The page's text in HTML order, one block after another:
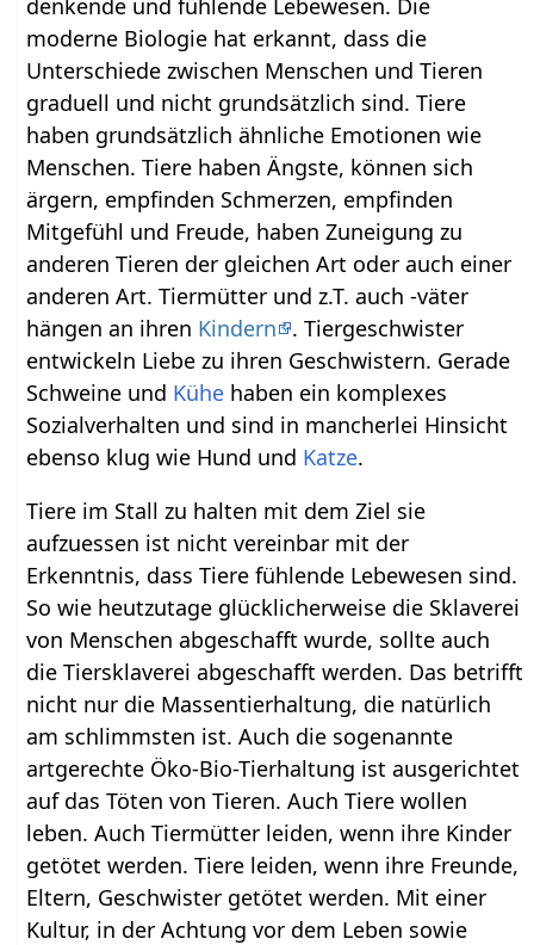
denkende und fühlende Lebewesen. Die
moderne Biologie hat erkannt, dass die
Unterschiede zwischen Menschen und Tieren
graduell und nicht grundsätzlich sind. Tiere
haben grundsätzlich ähnliche Emotionen wie
Menschen. Tiere haben Ängste, können sich
ärgern, empfinden Schmerzen, empfinden
Mitgefühl und Freude, haben Zuneigung zu
anderen Tieren der gleichen Art oder auch einer
anderen Art. Tiermütter und z.T. auch -väter
hängen an ihren Kindern
. Tiergeschwister
entwickeln Liebe zu ihren Geschwistern. Gerade
Schweine und Kühe haben ein komplexes
Sozialverhalten und sind in mancherlei Hinsicht
ebenso klug wie Hund und Katze.
Tiere im Stall zu halten mit dem Ziel sie
aufzuessen ist nicht vereinbar mit der
Erkenntnis, dass Tiere fühlende Lebewesen sind.
So wie heutzutage glücklicherweise die Sklaverei
von Menschen abgeschafft wurde, sollte auch
die Tiersklaverei abgeschafft werden. Das betrifft
nicht nur die Massentierhaltung, die natürlich
am schlimmsten ist. Auch die sogenannte
artgerechte Öko-Bio-Tierhaltung ist ausgerichtet
auf das Töten von Tieren. Auch Tiere wollen
leben. Auch Tiermütter leiden, wenn ihre Kinder
getötet werden. Tiere leiden, wenn ihre Freunde,
Eltern, Geschwister getötet werden. Mit einer
Kultur, in der Achtung vor dem Leben sowie